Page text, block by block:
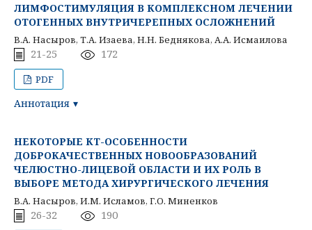
ЛИМФОСТИМУЛЯЦИЯ В КОМПЛЕКСНОМ ЛЕЧЕНИИ
ОТОГЕННЫХ ВНУТРИЧЕРЕПНЫХ ОСЛОЖНЕНИЙ
В.А. Насыров, Т.А. Изаева, Н.Н. Беднякова, А.А. Исмаилова
21-25 172
PDF
Аннотация
НЕКОТОРЫЕ КТ-ОСОБЕННОСТИ
ДОБРОКАЧЕСТВЕННЫХ НОВООБРАЗОВАНИЙ
ЧЕЛЮСТНО-ЛИЦЕВОЙ ОБЛАСТИ И ИХ РОЛЬ В
ВЫБОРЕ МЕТОДА ХИРУРГИЧЕСКОГО ЛЕЧЕНИЯ
В.А. Насыров, И.М. Исламов, Г.О. Миненков
26-32 190